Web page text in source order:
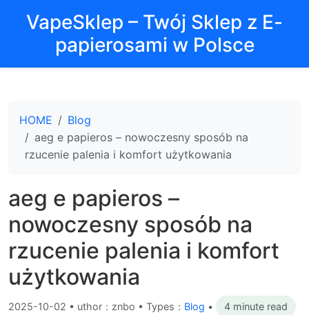
VapeSklep – Twój Sklep z E-
papierosami w Polsce
HOME
Blog
aeg e papieros – nowoczesny sposób na
rzucenie palenia i komfort użytkowania
aeg e papieros –
nowoczesny sposób na
rzucenie palenia i komfort
użytkowania
2025-10-02 • uthor：znbo • Types： Blog • 4 minute read